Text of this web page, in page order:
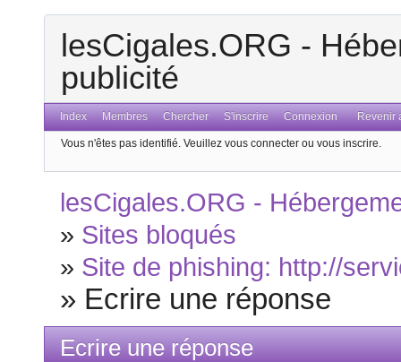
lesCigales.ORG -
publicité
Index Membres Chercher S'inscrire Connexion Revenir
Vous n'êtes pas identifié. Veuillez vous connecter ou vous inscrire.
lesCigales.ORG -
» Sites bloqués
» Site de phishing: http://
» Ecrire une réponse
Ecrire une réponse